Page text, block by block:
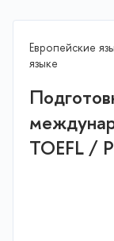
Европейские
языке
TOEFL /